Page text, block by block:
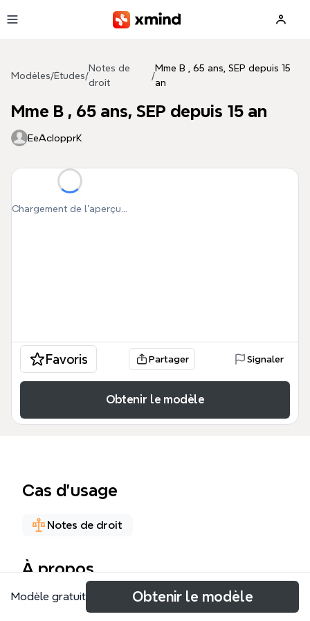
Modèles/Études/
Notes de
droit
/
Mme B , 65 ans, SEP depuis 15
an
Mme B , 65 ans, SEP depuis 15 an
EeAcIopprK
Chargement de l'aperçu...
Favoris Partager Signaler
Obtenir le modèle
Cas d’usage
Notes de droit
À propos
Cette mind map dédiée à Madame B, 65 ans, atteinte
Modèle gratuit Obtenir le modèle